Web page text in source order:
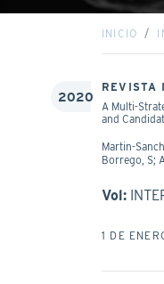
INICIO
2020
REVISTA
A Multi-
and
Martin-
Borrego, S;
Vol:
1 DE